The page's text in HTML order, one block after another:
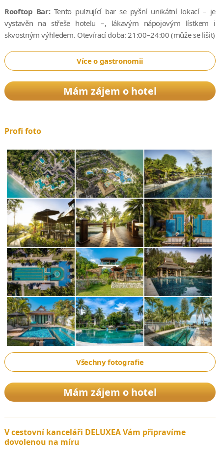
Rooftop Bar: Tento pulzující bar se pyšní unikátní lokací – je
vystavěn na střeše hotelu –, lákavým nápojovým lístkem i
skvostným výhledem. Otevírací doba: 21:00–24:00 (může se lišit)
Více o gastronomii
Mám zájem o hotel
Profi foto
Všechny fotografie
Mám zájem o hotel
V cestovní kanceláři DELUXEA Vám připravíme
dovolenou na míru